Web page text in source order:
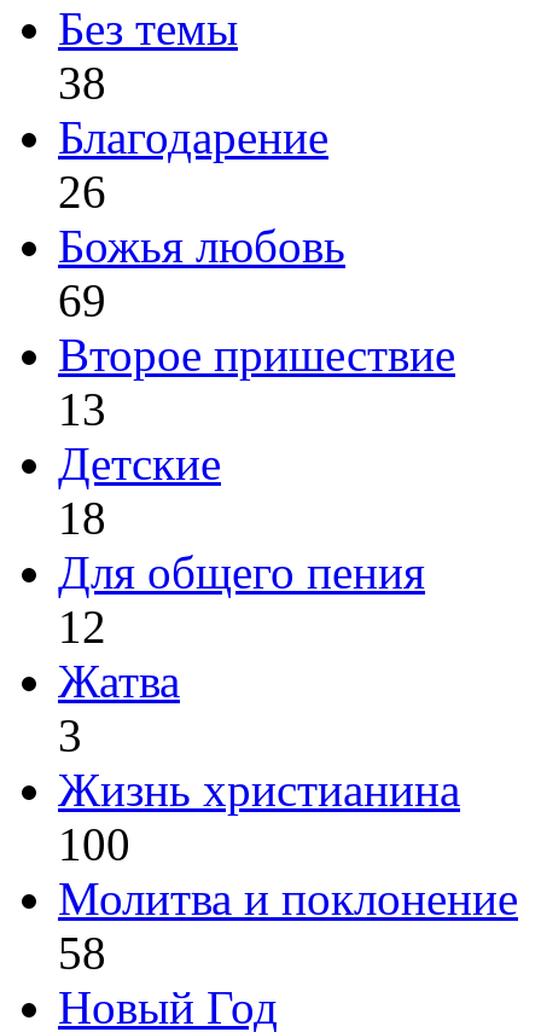
Без темы
38
Благодарение
26
Божья любовь
69
Второе пришествие
13
Детские
18
Для общего пения
12
Жатва
3
Жизнь христианина
100
Молитва и поклонение
58
Новый Год